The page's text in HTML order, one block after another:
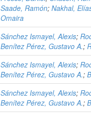
Saade, Ramón; Nakhal,
Omaira
Sánchez Ismayel, Alexis;
Benítez Pérez, Gustavo A.;
Sánchez Ismayel, Alexis;
Benítez Pérez, Gustavo A.;
Sánchez Ismayel, Alexis;
Benítez Pérez, Gustavo A.;